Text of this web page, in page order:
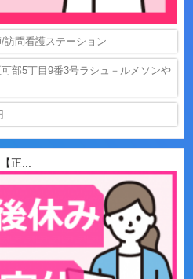
訪問看護ステーション
部5丁目9番3号ラシュ－ルメソンや
正...